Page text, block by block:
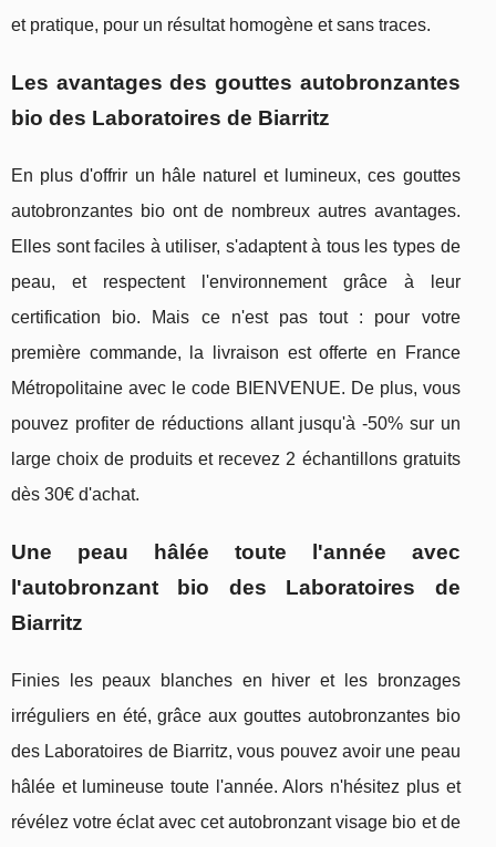
et pratique, pour un résultat homogène et sans traces.
Les avantages des gouttes autobronzantes
bio des Laboratoires de Biarritz
En plus d'offrir un hâle naturel et lumineux, ces gouttes
autobronzantes bio ont de nombreux autres avantages.
Elles sont faciles à utiliser, s'adaptent à tous les types de
peau, et respectent l'environnement grâce à leur
certification bio. Mais ce n'est pas tout : pour votre
première commande, la livraison est offerte en France
Métropolitaine avec le code BIENVENUE. De plus, vous
pouvez profiter de réductions allant jusqu'à -50% sur un
large choix de produits et recevez 2 échantillons gratuits
dès 30€ d'achat.
Une peau hâlée toute l'année avec
l'autobronzant bio des Laboratoires de
Biarritz
Finies les peaux blanches en hiver et les bronzages
irréguliers en été, grâce aux gouttes autobronzantes bio
des Laboratoires de Biarritz, vous pouvez avoir une peau
hâlée et lumineuse toute l'année. Alors n'hésitez plus et
révélez votre éclat avec cet autobronzant visage bio et de